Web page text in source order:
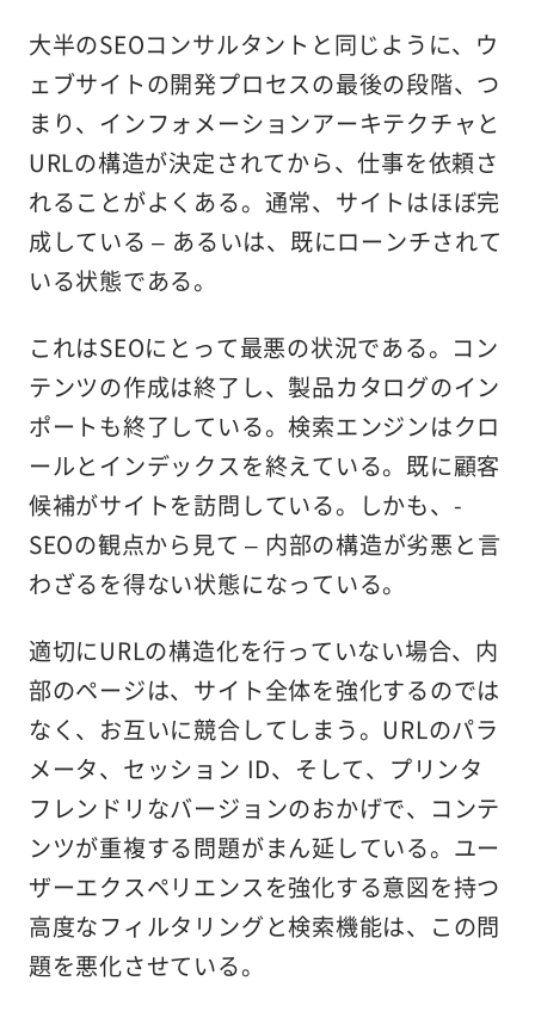
大半のSEOコンサルタントと同じように、ウ
ェブサイトの開発プロセスの最後の段階、つ
まり、インフォメーションアーキテクチャと
URLの構造が決定されてから、仕事を依頼さ
れることがよくある。通常、サイトはほぼ完
成している – あるいは、 既にローンチされて
いる状態である。
これはSEOにとって最悪の状況である。コン
テンツの作成は終了し、製品カタログのイン
ポートも終了している。検索エンジンはクロ
ールとインデックスを終えている。既に顧客
候補がサイトを訪問している。しかも、-
SEOの観点から見て – 内部の構造が劣悪と言
わざるを得ない状態になっている。
適切にURLの構造化を行っていない場合、内
部のページは、サイト全体を強化するのでは
なく、お互いに競合してしまう。URLのパラ
メータ、セッション ID、そして、プリンタ
フレンドリなバージョンのおかげで、コンテ
ンツが重複する問題がまん延している。ユー
ザーエクスペリエンスを強化する意図を持つ
高度なフィルタリングと検索機能は、この問
題を悪化させている。